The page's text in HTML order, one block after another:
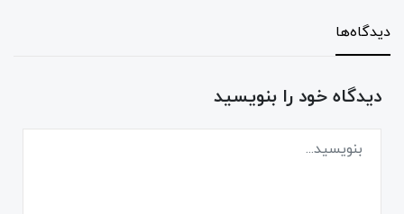
دیدگاه‌ها
دیدگاه خود را بنویسید